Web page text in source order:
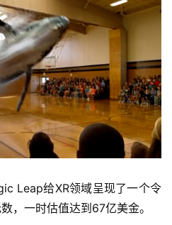
Leap给XR领域呈现了一个令
，一时估值达到67亿美金。